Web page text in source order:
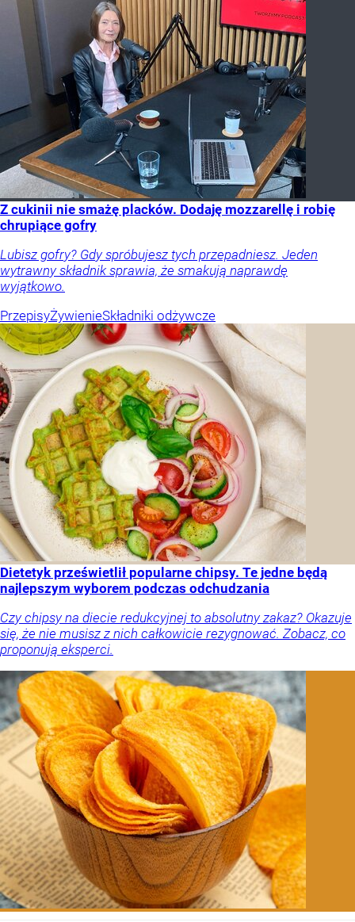
Z cukinii nie smażę placków. Dodaję mozzarellę i robię
chrupiące gofry
Lubisz gofry? Gdy spróbujesz tych przepadniesz. Jeden
wytrawny składnik sprawia, że smakują naprawdę
wyjątkowo.
PrzepisyŻywienieSkładniki odżywcze
Dietetyk prześwietlił popularne chipsy. Te jedne będą
najlepszym wyborem podczas odchudzania
Czy chipsy na diecie redukcyjnej to absolutny zakaz? Okazuje
się, że nie musisz z nich całkowicie rezygnować. Zobacz, co
proponują eksperci.